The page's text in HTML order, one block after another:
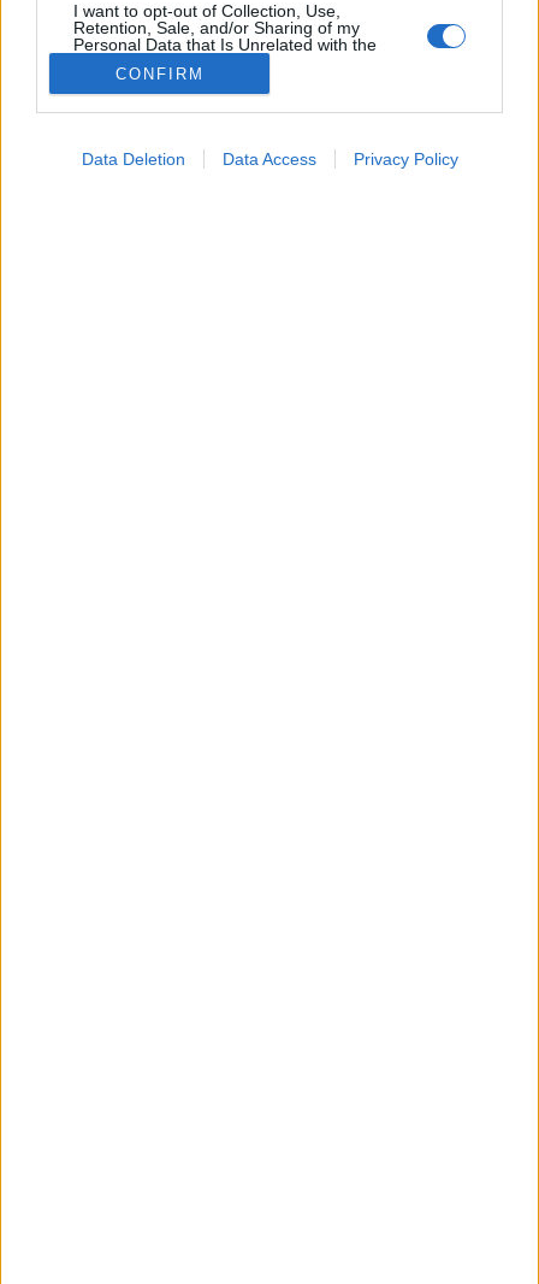
I want to opt-out of Collection, Use,
Retention, Sale, and/or Sharing of my
Personal Data that Is Unrelated with the
Purposes for which it was collected.
Opted Out
CONFIRM
Data Deletion Data Access Privacy Policy